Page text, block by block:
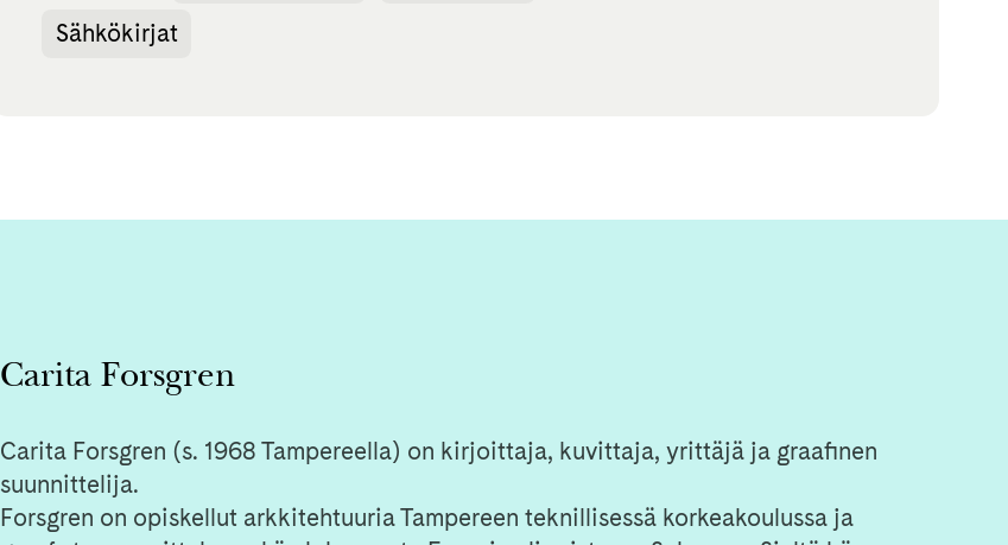
Sähkökirjat
Carita Forsgren
Carita Forsgren (s. 1968 Tampereella) on kirjoittaja, kuvittaja, yrittäjä ja graafinen
suunnittelija.
Forsgren on opiskellut arkkitehtuuria Tampereen teknillisessä korkeakoulussa ja